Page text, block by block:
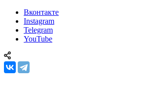
Вконтакте
Instagram
Telegram
YouTube